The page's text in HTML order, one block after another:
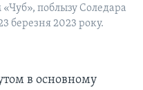
поблызу Соледара
березня 2023 року.
в основному